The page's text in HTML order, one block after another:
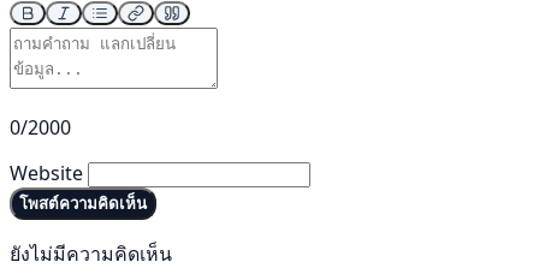
0/2000
Website
โพสต์ความคิดเห็น
ยังไม่มีความคิดเห็น